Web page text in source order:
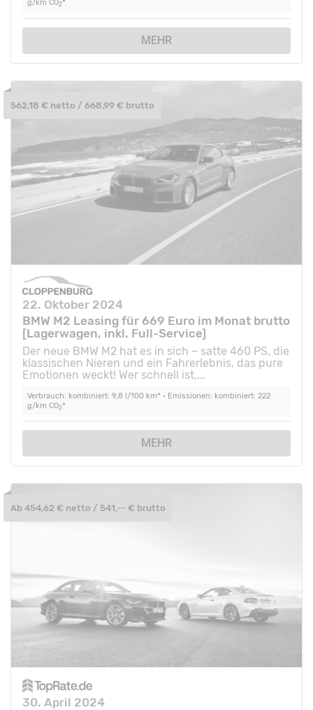
g/km CO2*
MEHR
22. Oktober 2024
BMW M2 Leasing für 669 Euro im Monat brutto
[Lagerwagen, inkl. Full-Service]
Der neue BMW M2 hat es in sich – satte 460 PS, die
klassischen Nieren und ein Fahrerlebnis, das pure
Emotionen weckt! Wer schnell ist,...
Verbrauch: kombiniert: 9,8 l/100 km* • Emissionen: kombiniert: 222
g/km CO2*
MEHR
562,18 € netto / 668,99 € brutto
30. April 2024
Ab 454,62 € netto / 541,-- € brutto